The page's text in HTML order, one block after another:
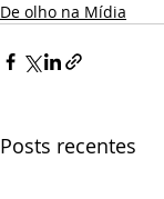
De olho na Mídia
Posts recentes